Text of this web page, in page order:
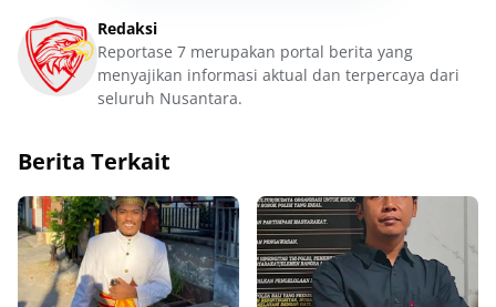
Redaksi
Reportase 7 merupakan portal berita yang
menyajikan informasi aktual dan terpercaya dari
seluruh Nusantara.
Berita Terkait